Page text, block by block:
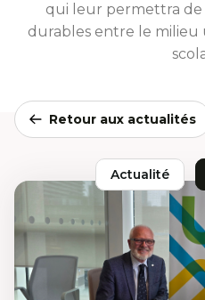
qui leur permettra de
durables entre le milieu
Retour aux actualités
Actualité